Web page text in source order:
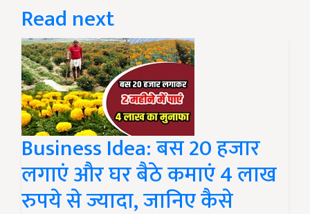
Read next
Business Idea: बस 20 हजार
लगाएं और घर बैठे कमाएं 4 लाख
रुपये से ज्यादा, जानिए कैसे